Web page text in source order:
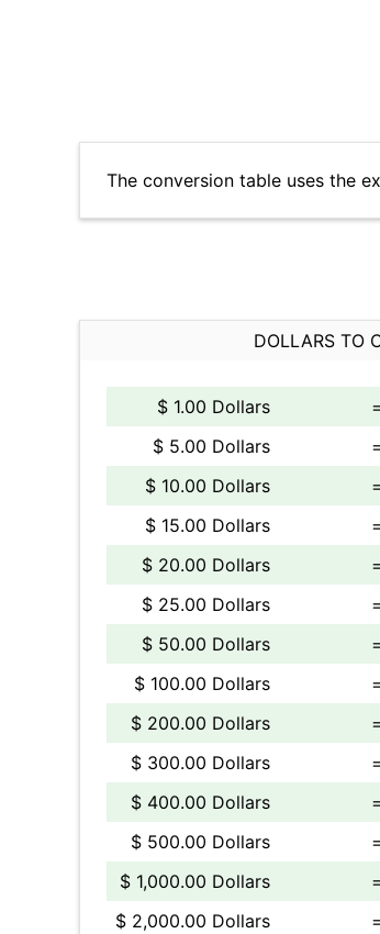
The conversion table uses the
DOLLARS TO
$ 1.00 Dollars =
$ 5.00 Dollars
=
$ 10.00 Dollars
=
$ 15.00 Dollars
=
$ 20.00 Dollars
=
$ 25.00 Dollars
=
$ 50.00 Dollars
=
$ 100.00 Dollars
=
$ 200.00 Dollars
=
$ 300.00 Dollars
=
$ 400.00 Dollars
=
$ 500.00 Dollars
=
$ 1,000.00 Dollars
=
$ 2,000.00 Dollars
=